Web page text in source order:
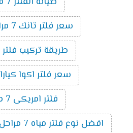
سعر فلتر تانك 7 مراحل 2018
طريقة تركيب فلتر ٧ مراحل
سعر فلتر اكوا كيارا 7 مراحل
فلتر امريكى 7 مراحل
افضل نوع فلتر مياه 7 مراحل